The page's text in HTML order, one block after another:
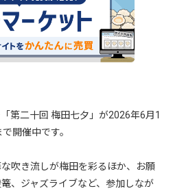
第二十回 梅田七夕」が2026年6月1
開催中です。
吹き流しが梅田を彩るほか、お願
、ジャズライブなど、参加しなが